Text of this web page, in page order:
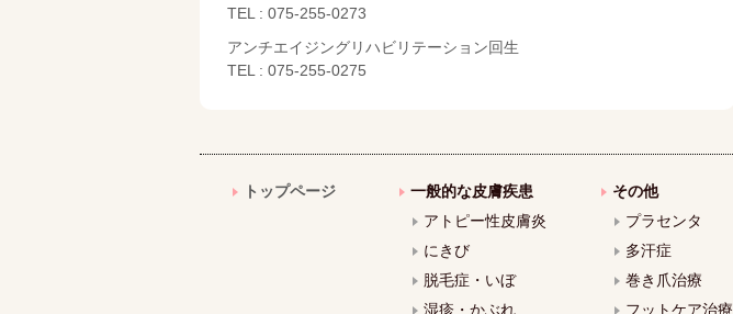
TEL : 075-255-0273
アンチエイジングリハビリテーション回生
TEL : 075-255-0275
トップページ
一般的な皮膚疾患
アトピー性皮膚炎
にきび
脱毛症・いぼ
湿疹・かぶれ
その他
プラセンタ
多汗症
巻き爪治療
フットケア治療